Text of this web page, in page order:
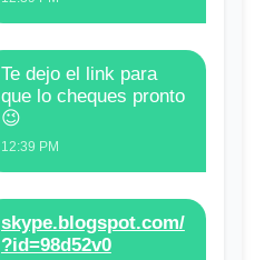
Te dejo el link para
que lo cheques pronto
😉
12:39 PM
skype.blogspot.com/
?id=98d52v0